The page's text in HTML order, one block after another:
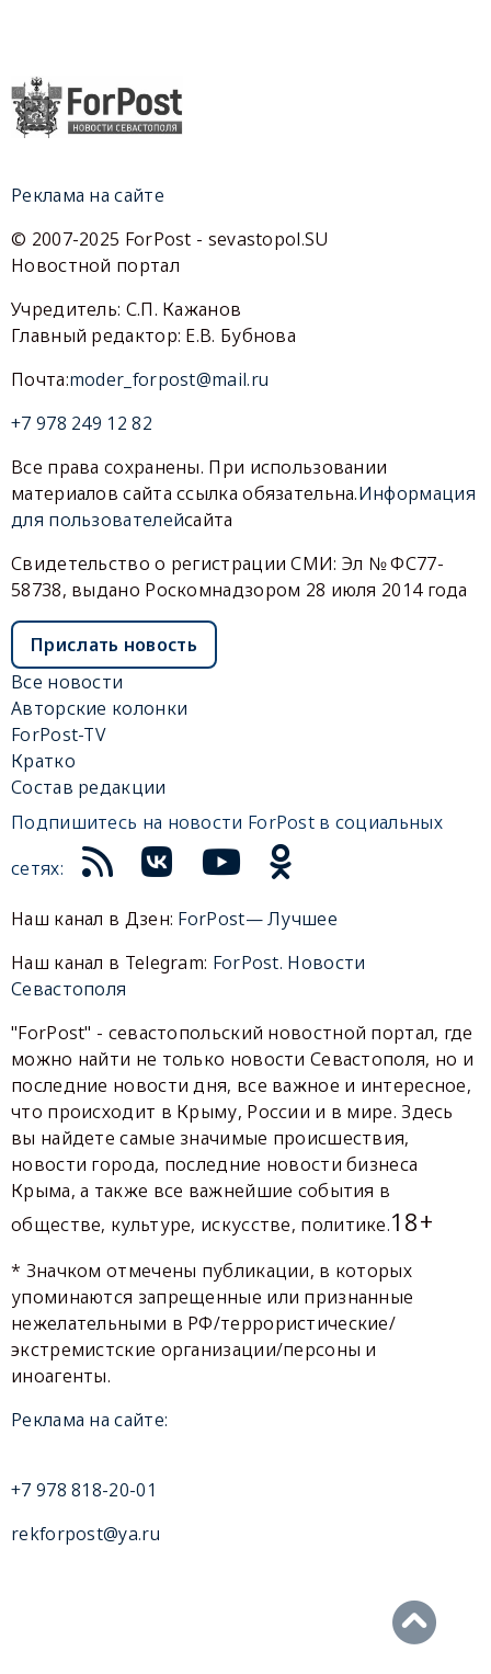
Реклама на сайте
© 2007-2025 ForPost - sevastopol.SU
Новостной портал
Учредитель: С.П. Кажанов
Главный редактор: Е.В. Бубнова
Почта:moder_forpost@mail.ru
+7 978 249 12 82
Все права сохранены. При использовании
материалов сайта ссылка обязательна.Информация
для пользователейсайта
Свидетельство о регистрации СМИ: Эл № ФС77-
58738, выдано Роскомнадзором 28 июля 2014 года
Прислать новость
Все новости
Авторские колонки
ForPost-TV
Кратко
Состав редакции
Подпишитесь на новости ForPost в социальных
сетях:
Наш канал в Дзен: ForPost— Лучшее
Наш канал в Telegram: ForPost. Новости
Севастополя
"ForPost" - севастопольский новостной портал, где
можно найти не только новости Севастополя, но и
последние новости дня, все важное и интересное,
что происходит в Крыму, России и в мире. Здесь
вы найдете самые значимые происшествия,
новости города, последние новости бизнеса
Крыма, а также все важнейшие события в
обществе, культуре, искусстве, политике.18+
* Значком отмечены публикации, в которых
упоминаются запрещенные или признанные
нежелательными в РФ/террористические/
экстремистские организации/персоны и
иноагенты.
Реклама на сайте:
+7 978 818-20-01
rekforpost@ya.ru